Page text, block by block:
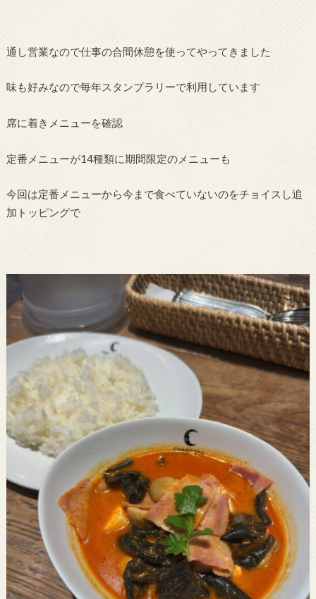
通し営業なので仕事の合間休憩を使ってやってきました
味も好みなので毎年スタンプラリーで利用しています
席に着きメニューを確認
定番メニューが14種類に期間限定のメニューも
今回は定番メニューから今まで食べていないのをチョイスし追
加トッピングで